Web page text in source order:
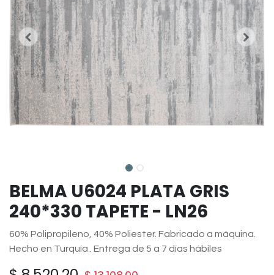
BELMA U6024 PLATA GRIS
240*330 TAPETE - LN26
60% Polipropileno, 40% Poliester. Fabricado a máquina.
Hecho en Turquía . Entrega de 5 a 7 días hábiles